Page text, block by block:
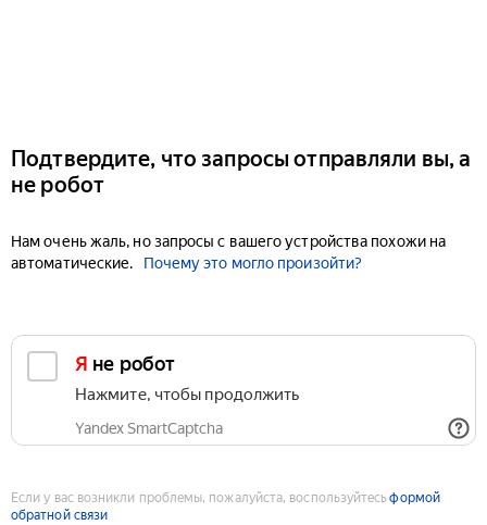
Подтвердите, что запросы отправляли вы, а
не робот
Нам очень жаль, но запросы с вашего устройства похожи на
автоматические.
Почему это могло произойти?
Я не робот
Нажмите, чтобы продолжить
Yandex SmartCaptcha
Если у вас возникли проблемы, пожалуйста, воспользуйтесьформой
обратной связи